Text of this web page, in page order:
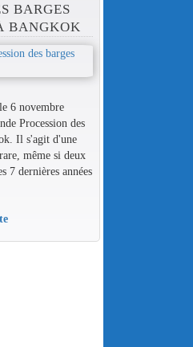
BARGES
BANGKOK
6 novembre
Procession des
Il s'agit d'une
même si deux
7 dernières années